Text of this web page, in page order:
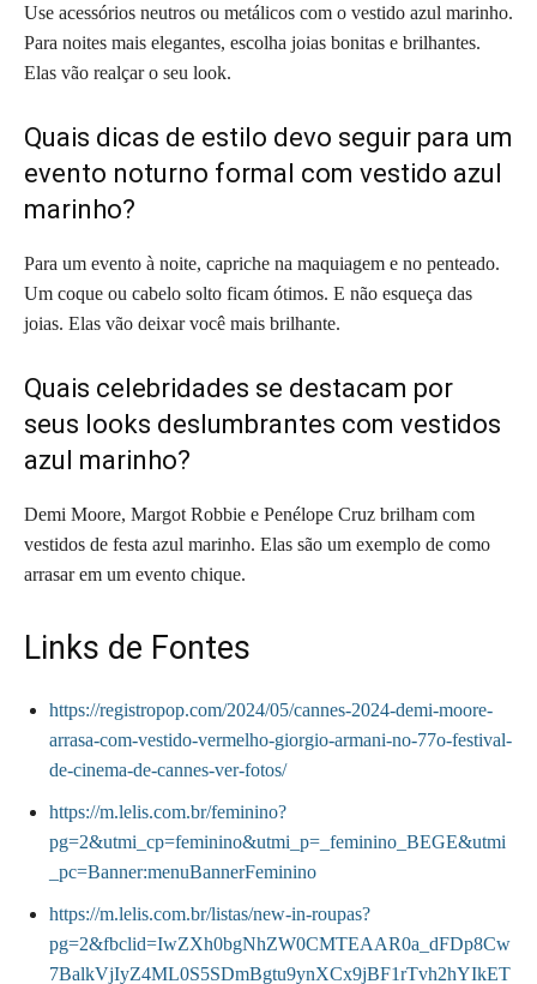
Use acessórios neutros ou metálicos com o vestido azul marinho.
Para noites mais elegantes, escolha joias bonitas e brilhantes.
Elas vão realçar o seu look.
Quais dicas de estilo devo seguir para um
evento noturno formal com vestido azul
marinho?
Para um evento à noite, capriche na maquiagem e no penteado.
Um coque ou cabelo solto ficam ótimos. E não esqueça das
joias. Elas vão deixar você mais brilhante.
Quais celebridades se destacam por
seus looks deslumbrantes com vestidos
azul marinho?
Demi Moore, Margot Robbie e Penélope Cruz brilham com
vestidos de festa azul marinho. Elas são um exemplo de como
arrasar em um evento chique.
Links de Fontes
https://registropop.com/2024/05/cannes-2024-demi-moore-
arrasa-com-vestido-vermelho-giorgio-armani-no-77o-festival-
de-cinema-de-cannes-ver-fotos/
https://m.lelis.com.br/feminino?
pg=2&utmi_cp=feminino&utmi_p=_feminino_BEGE&utmi
_pc=Banner:menuBannerFeminino
https://m.lelis.com.br/listas/new-in-roupas?
pg=2&fbclid=IwZXh0bgNhZW0CMTEAAR0a_dFDp8Cw
7BalkVjIyZ4ML0S5SDmBgtu9ynXCx9jBF1rTvh2hYIkET